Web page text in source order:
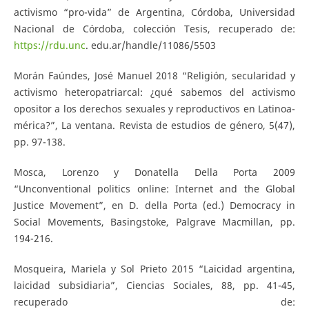
activismo “pro-vida” de Argentina, Córdoba, Universidad
Nacional de Córdoba, colección Tesis, recuperado de:
https://rdu.unc. edu.ar/handle/11086/5503
Morán Faúndes, José Manuel 2018 “Religión, secularidad y
activismo heteropatriarcal: ¿qué sabemos del activismo
opositor a los derechos sexuales y reproductivos en Latinoa-
mérica?”, La ventana. Revista de estudios de género, 5(47),
pp. 97-138.
Mosca, Lorenzo y Donatella Della Porta 2009
“Unconventional politics online: Internet and the Global
Justice Movement”, en D. della Porta (ed.) Democracy in
Social Movements, Basingstoke, Palgrave Macmillan, pp.
194-216.
Mosqueira, Mariela y Sol Prieto 2015 “Laicidad argentina,
laicidad subsidiaria”, Ciencias Sociales, 88, pp. 41-45,
recuperado de: